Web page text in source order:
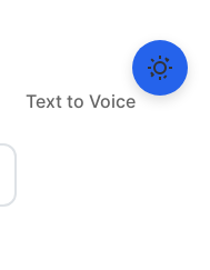
Text to Voice